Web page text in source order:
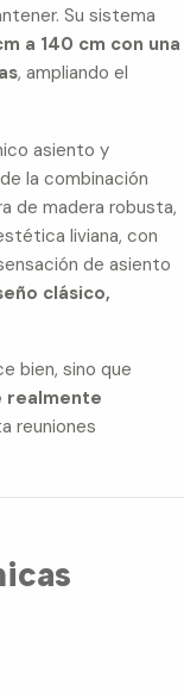
Su sistema
a 140 cm con una
, ampliando el
asiento y
la combinación
de madera robusta,
liviana, con
de asiento
clásico,
bien, sino que
realmente
reuniones